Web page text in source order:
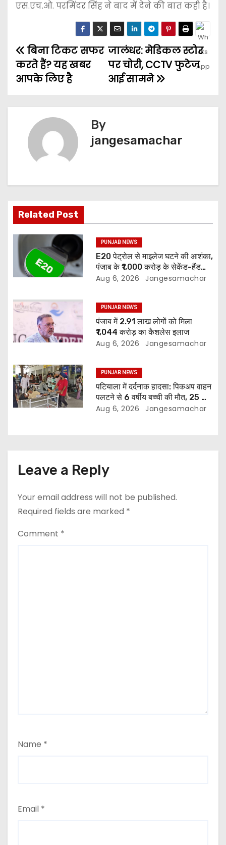
एस.एच.ओ. परमिंदर सिंह ने बाद में देने की बात कही है।
जालंधर: मेडिकल स्टोर
पर चोरी, CCTV फुटेज
आई सामने
बिना टिकट सफर
करते हैं? यह खबर
आपके लिए है
By
jangesamachar
Related Post
PUNJAB NEWS
E20 पेट्रोल से माइलेज घटने की आशंका,
पंजाब के ₹1,000 करोड़ के सेकेंड-हैंड
वाहन बाजार पर असर
Aug 6, 2026 Jangesamachar
PUNJAB NEWS
पंजाब में 2.91 लाख लोगों को मिला
₹1,044 करोड़ का कैशलेस इलाज
Aug 6, 2026 Jangesamachar
PUNJAB NEWS
पटियाला में दर्दनाक हादसा: पिकअप वाहन
पलटने से 6 वर्षीय बच्ची की मौत, 25 लोग
घायल
Aug 6, 2026 Jangesamachar
Leave a Reply
Your email address will not be published.
Required fields are marked *
Comment *
Name *
Email *